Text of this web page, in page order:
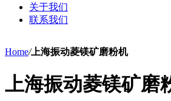
关于我们
联系我们
Home/上海振动菱镁矿磨粉机
上海振动菱镁矿磨